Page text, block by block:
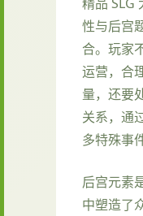
性与后宫
合。玩家
运营，合
量，还要
关系，通
多特殊事
后宫元素
中塑造了